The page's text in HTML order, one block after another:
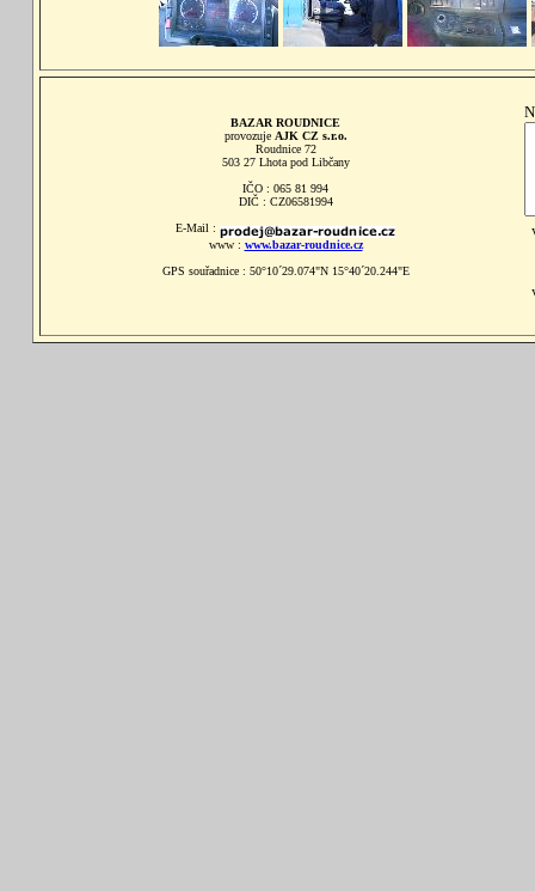
BAZAR ROUDNICE
provozuje AJK CZ s.r.o.
Roudnice 72
503 27 Lhota pod Libčany
IČO : 065 81 994
DIČ : CZ06581994
E-Mail :
www : www.bazar-roudnice.cz
GPS souřadnice : 50°10´29.074"N 15°40´20.244"E